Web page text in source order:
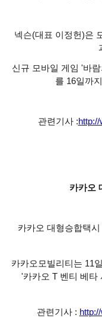
넥슨(대표 이정헌)은
신규 모바일 게임 '바
를 16일까
관련기사 :
카카오
카카오 대형승합택
카카오모빌리티는 11
'카카오 T 벤티 베타
관련기사 :